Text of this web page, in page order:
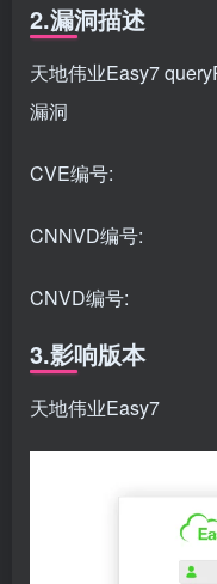
2.漏洞描述
天地伟业Easy7
漏洞
CVE编号:
CNNVD编号:
CNVD编号:
3.影响版本
天地伟业Easy7